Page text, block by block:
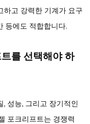
하고 강력한 기계가 요구
등에도 적합합니다.
를 선택해야 하
성능, 그리고 장기적인
포크리프트는 경쟁력